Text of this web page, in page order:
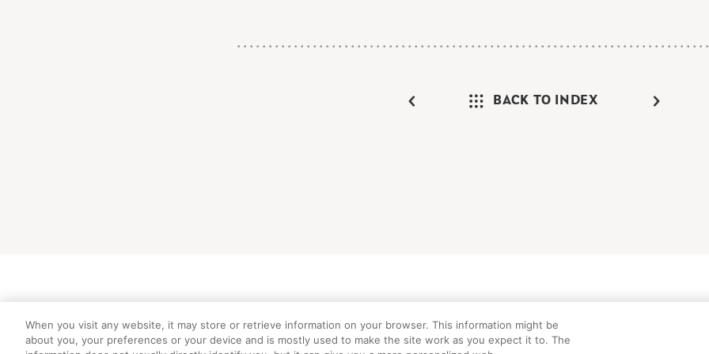
BACK TO INDEX
©Peanuts Worldwide LLC
When you visit any website, it may store or retrieve information on your browser. This information might be
about you, your preferences or your device and is mostly used to make the site work as you expect it to. The